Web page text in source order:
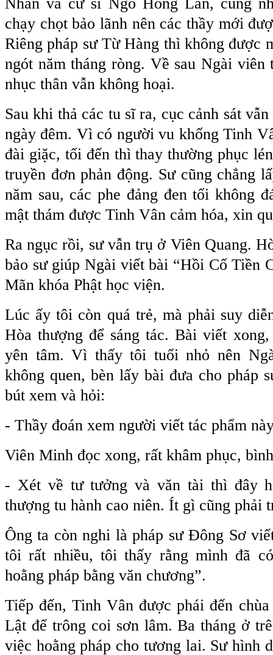
chạy chọt bảo lãnh nên các thầy mới
Riêng pháp sư Từ Hàng thì không được
ngót năm tháng ròng. Về sau Ngài
nhục thân vẫn không hoại.
Sau khi thả các tu sĩ ra, cục cảnh sát
ngày đêm. Vì có người vu khống Tinh
đài giặc, tối đến thì thay thường phục
truyền đơn phản động. Sư cũng chẳng
năm sau, các phe đảng đen tối không
mật thám được Tinh Vân cảm hóa, xin
Ra ngục rồi, sư vẫn trụ ở Viên Quang.
bảo sư giúp Ngài viết bài “Hồi Cố Tiền
Mãn khóa Phật học viện.
Lúc ấy tôi còn quá trẻ, mà phải suy
Hòa thượng để sáng tác. Bài viết
yên tâm. Vì thấy tôi tuổi nhỏ nên
không quen, bèn lấy bài đưa cho pháp
bút xem và hỏi:
- Thầy đoán xem người viết tác phẩm
Viên Minh đọc xong, rất khâm phục,
- Xét về tư tưởng và văn tài thì đây
thượng tu hành cao niên. Ít gì cũng phải
Ông ta còn nghi là pháp sư Đông Sơ
tôi rất nhiều, tôi thấy rằng mình đã
hoằng pháp bằng văn chương”.
Tiếp đến, Tinh Vân được phái đến
Lật để trông coi sơn lâm. Ba tháng ở
việc hoằng pháp cho tương lai. Sư hình